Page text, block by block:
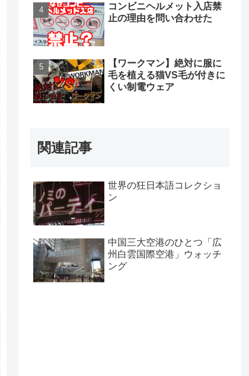
コンビニヘルメット入店禁
止の理由を問い合わせた
【ワークマン】絶対に服に
毛を植える猫VS毛が付きに
くい制電ウェア
関連記事
世界の狂日本語コレクショ
ン
中国三大空港のひとつ「広
州白雲国際空港」ウォッチ
ング